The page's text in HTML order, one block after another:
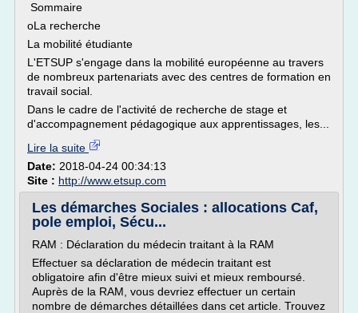
Sommaire
oLa recherche
La mobilité étudiante
L'ETSUP s'engage dans la mobilité européenne au travers
de nombreux partenariats avec des centres de formation en
travail social.
Dans le cadre de l'activité de recherche de stage et
d'accompagnement pédagogique aux apprentissages, les...
Lire la suite
Date: 2018-04-24 00:34:13
Site : http://www.etsup.com
Les démarches Sociales : allocations Caf,
pole emploi, Sécu...
RAM : Déclaration du médecin traitant à la RAM
Effectuer sa déclaration de médecin traitant est
obligatoire afin d'être mieux suivi et mieux remboursé.
Auprès de la RAM, vous devriez effectuer un certain
nombre de démarches détaillées dans cet article. Trouvez